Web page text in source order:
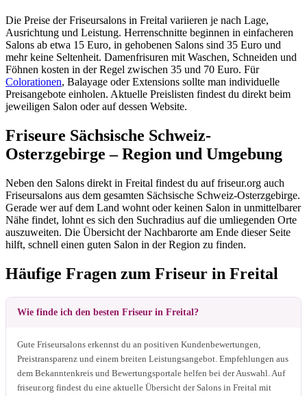
Die Preise der Friseursalons in Freital variieren je nach Lage,
Ausrichtung und Leistung. Herrenschnitte beginnen in einfacheren
Salons ab etwa 15 Euro, in gehobenen Salons sind 35 Euro und
mehr keine Seltenheit. Damenfrisuren mit Waschen, Schneiden und
Föhnen kosten in der Regel zwischen 35 und 70 Euro. Für
Colorationen, Balayage oder Extensions sollte man individuelle
Preisangebote einholen. Aktuelle Preislisten findest du direkt beim
jeweiligen Salon oder auf dessen Website.
Friseure Sächsische Schweiz-
Osterzgebirge – Region und Umgebung
Neben den Salons direkt in Freital findest du auf friseur.org auch
Friseursalons aus dem gesamten Sächsische Schweiz-Osterzgebirge.
Gerade wer auf dem Land wohnt oder keinen Salon in unmittelbarer
Nähe findet, lohnt es sich den Suchradius auf die umliegenden Orte
auszuweiten. Die Übersicht der Nachbarorte am Ende dieser Seite
hilft, schnell einen guten Salon in der Region zu finden.
Häufige Fragen zum Friseur in Freital
Wie finde ich den besten Friseur in Freital?
Gute Friseursalons erkennst du an positiven Kundenbewertungen,
Preistransparenz und einem breiten Leistungsangebot. Empfehlungen aus
dem Bekanntenkreis und Bewertungsportale helfen bei der Auswahl. Auf
friseur.org findest du eine aktuelle Übersicht der Salons in Freital mit